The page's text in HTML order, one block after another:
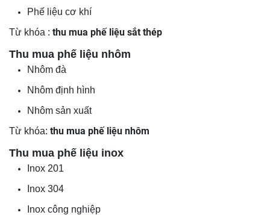
Phế liệu cơ khí
Từ khóa : thu mua phế liệu sắt thép
Thu mua phế liệu nhôm
Nhôm đà
Nhôm định hình
Nhôm sản xuất
Từ khóa: thu mua phế liệu nhôm
Thu mua phế liệu inox
Inox 201
Inox 304
Inox công nghiệp